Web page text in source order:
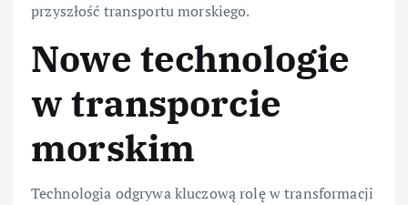
przyszłość transportu morskiego.
Nowe technologie
w transporcie
morskim
Technologia odgrywa kluczową rolę w transformacji